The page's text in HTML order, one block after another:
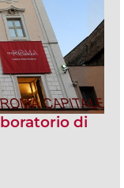
di